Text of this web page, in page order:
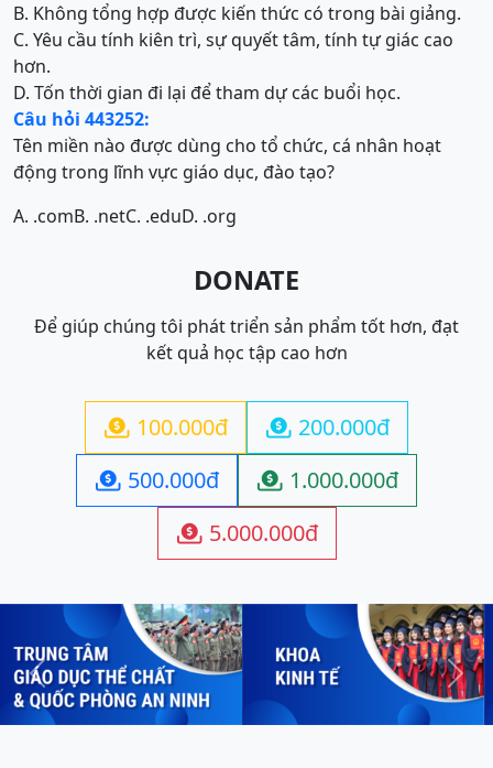
B. Không tổng hợp được kiến thức có trong bài giảng.
C. Yêu cầu tính kiên trì, sự quyết tâm, tính tự giác cao
hơn.
D. Tốn thời gian đi lại để tham dự các buổi học.
Câu hỏi 443252:
Tên miền nào được dùng cho tổ chức, cá nhân hoạt
động trong lĩnh vực giáo dục, đào tạo?
A. .comB. .netC. .eduD. .org
DONATE
Để giúp chúng tôi phát triển sản phẩm tốt hơn, đạt
kết quả học tập cao hơn
 100.000đ  200.000đ
 500.000đ  1.000.000đ
 5.000.000đ
Previous Next